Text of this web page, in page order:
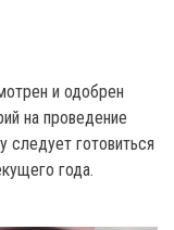
и одобрен
на проведение
следует готовиться
года.